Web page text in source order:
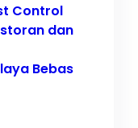
Control
dan
Bebas